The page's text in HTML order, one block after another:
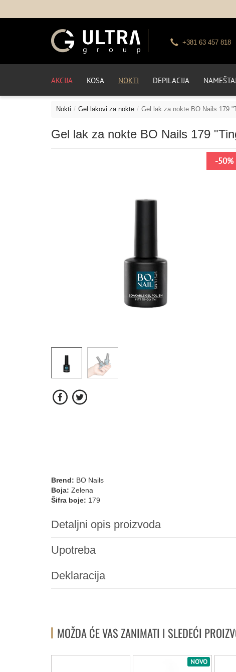
+381 63 457 818
AKCIJA KOSA NOKTI DEPILACIJA NAMEŠTAJ
Nokti Gel lakovi za nokte Gel lak za nokte BO Nails 179
Gel lak za nokte BO Nails 179
-50%
Brend: BO Nails
Boja: Zelena
Šifra boje: 179
Detaljni opis proizvoda
Upotreba
Deklaracija
MOŽDA ĆE VAS ZANIMATI I SLEDEĆI
NOVO